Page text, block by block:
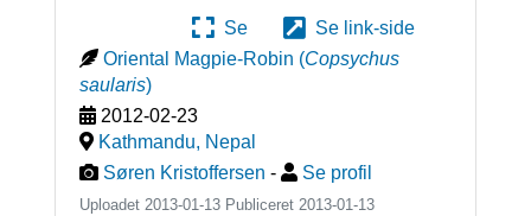
Se
Se link-side
Oriental Magpie-Robin (Copsychus
saularis)
2012-02-23
Kathmandu, Nepal
Søren Kristoffersen - Se profil
Uploadet 2013-01-13 Publiceret 2013-01-13